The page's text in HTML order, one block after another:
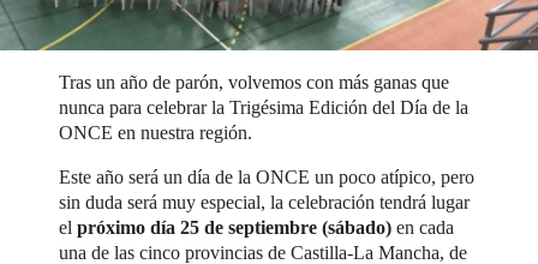
Tras un año de parón, volvemos con más ganas que
nunca para celebrar la Trigésima Edición del Día de la
ONCE en nuestra región.
Este año será un día de la ONCE un poco atípico, pero
sin duda será muy especial, la celebración tendrá lugar
elpróximo día 25 de septiembre (sábado) en cada
una de las cinco provincias de Castilla-La Mancha, de